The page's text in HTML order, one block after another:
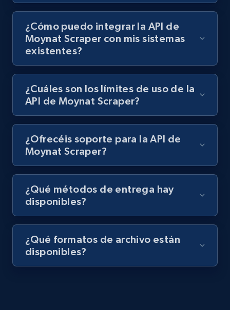
¿Cómo puedo integrar la API de
Moynat Scraper con mis sistemas
existentes?
¿Cuáles son los límites de uso de la
API de Moynat Scraper?
¿Ofrecéis soporte para la API de
Moynat Scraper?
¿Qué métodos de entrega hay
disponibles?
¿Qué formatos de archivo están
disponibles?